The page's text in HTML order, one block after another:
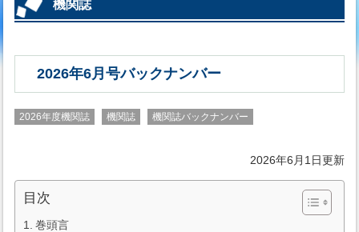
機関誌
2026年6月号バックナンバー
2026年度機関誌 機関誌 機関誌バックナンバー
2026年6月1日更新
目次
巻頭言